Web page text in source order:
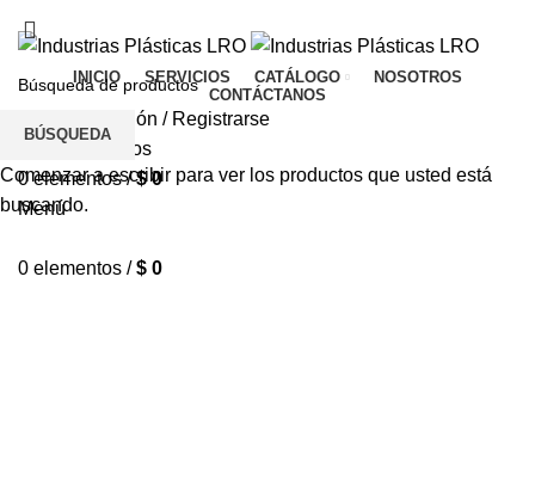
INICIO SERVICIOS CATÁLOGO
NOSOTROS
CONTÁCTANOS
Inicio De Sesión / Registrarse
Lista de deseos
0elementos / $0
Menú
0 elementos / $ 0
BÚSQUEDA
Comenzar a escribir para ver los productos que usted está
buscando.